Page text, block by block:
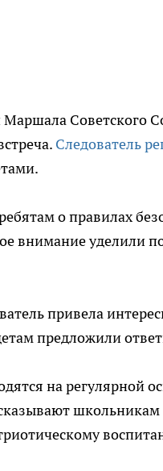
Советского
Следователь
о правилах
внимание уделили
привела
предложили
на регулярной
школьникам